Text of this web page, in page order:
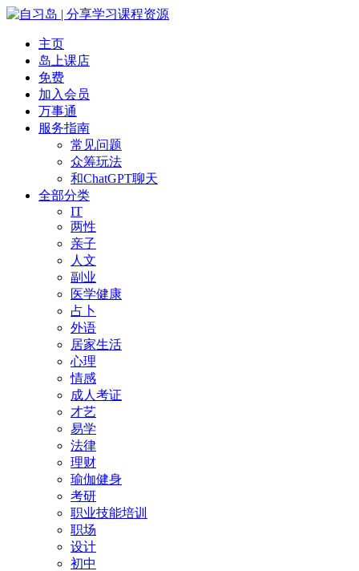
主页
岛上课店
免费
加入会员
万事通
服务指南
常见问题
众筹玩法
和ChatGPT聊天
全部分类
IT
两性
亲子
人文
副业
医学健康
占卜
外语
居家生活
心理
情感
成人考证
才艺
易学
法律
理财
瑜伽健身
考研
职业技能培训
职场
设计
初中